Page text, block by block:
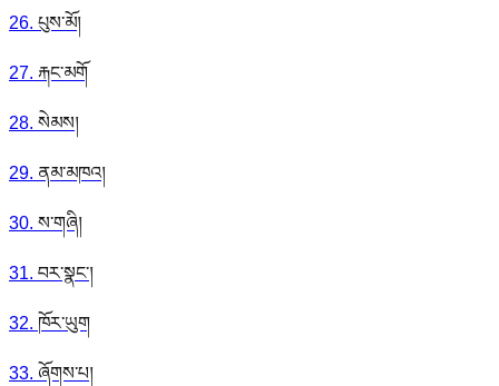
26. པུས་མོ།
27. རྐང་མགོ
28. སེམས།
29. ནམ་མཁའ།
30. ས་གཞི།
31. བར་སྣང་།
32. ཁོར་ཡུག
33. ཞོགས་པ།